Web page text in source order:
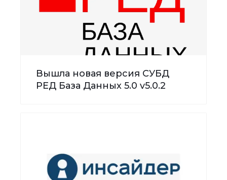
Вышла новая версия СУБД
РЕД База Данных 5.0 v5.0.2